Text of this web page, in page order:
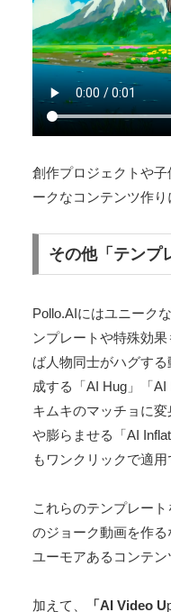
創作プロジェクトや
ークなコンテンツ作り
その他「テンプ
Pollo.AIにはユニーク
ンプレートや特殊効
ば人物同士がハグす
成する「AI Hug」「
キムキのマッチョに変
や膨らませる「AI
もワンクリックで適用
これらのテンプレー
のジョーク動画を作
ユーモアあるコンテン
加えて、 「AI Video U